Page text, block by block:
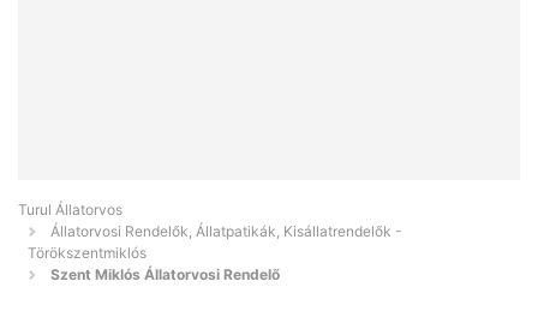
Turul Állatorvos
Állatorvosi Rendelők, Állatpatikák, Kisállatrendelők -
Törökszentmiklós
Szent Miklós Állatorvosi Rendelő